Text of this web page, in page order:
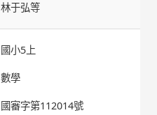
林于弘等
國小5上
數學
國審字第112014號